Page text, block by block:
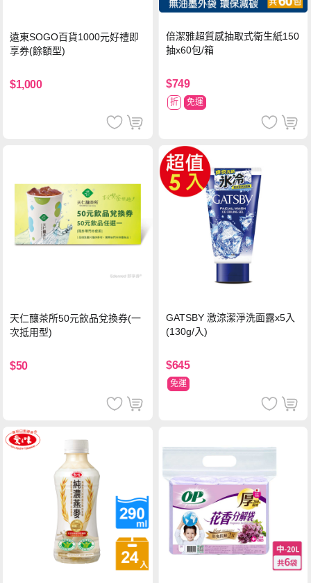
遠東SOGO百貨1000元好禮即
享券(餘額型)
$1,000
倍潔雅超質感抽取式衛生紙150
抽x60包/箱
$749
折 免運
天仁釀茶所50元飲品兌換券(一
次抵用型)
$50
GATSBY 激涼潔淨洗面露x5入
(130g/入)
$645
免運